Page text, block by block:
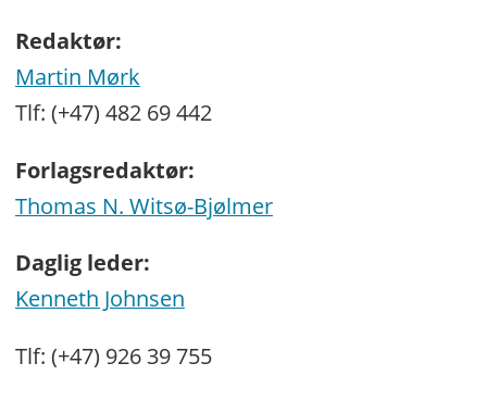
Redaktør:
Martin Mørk
Tlf: (+47) 482 69 442
Forlagsredaktør:
Thomas N. Witsø-Bjølmer
Daglig leder:
Kenneth Johnsen
Tlf: (+47) 926 39 755